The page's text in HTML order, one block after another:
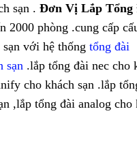
sạn . Đơn Vị Lắp Tổng
2000 phòng .cung cấp
với hệ thống tổng đài
sạn .lắp tổng đài nec cho
cho khách sạn .lắp
,lắp tổng đài analog cho